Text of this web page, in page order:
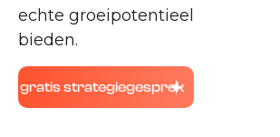
echte groeipotentieel
bieden.
gratis strategiegesprek